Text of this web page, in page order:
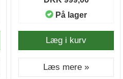
På lager
Læg i kurv
Læs mere »